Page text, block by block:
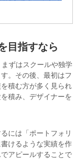
目指すなら
ずはスクールや独学
。その後、最初はフ
積む方が多く見られ
積み、デザイナーを
には「ポートフォリ
けるような実績を作
アピールすることで